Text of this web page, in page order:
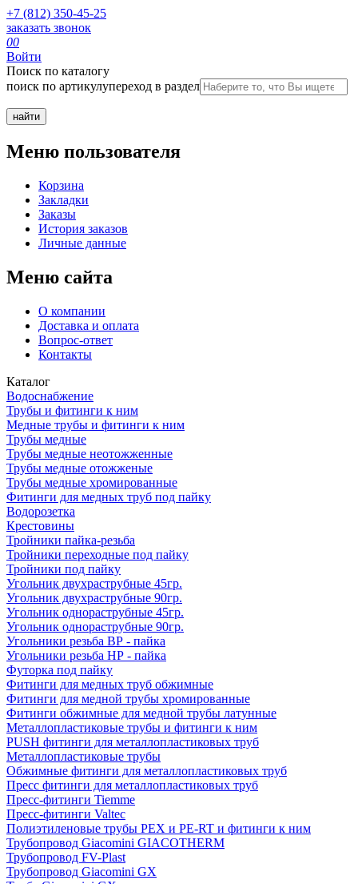
+7 (812) 350-45-25
заказать звонок
00
Войти
Поиск по каталогу
поиск по артикулупереход в раздел
Меню пользователя
Корзина
Закладки
Заказы
История заказов
Личные данные
Меню сайта
О компании
Доставка и оплата
Вопрос-ответ
Контакты
Каталог
Водоснабжение
Трубы и фитинги к ним
Медные трубы и фитинги к ним
Трубы медные
Трубы медные неотожженные
Трубы медные отожженые
Трубы медные хромированные
Фитинги для медных труб под пайку
Водорозетка
Крестовины
Тройники пайка-резьба
Тройники переходные под пайку
Тройники под пайку
Угольник двухраструбные 45гр.
Угольник двухраструбные 90гр.
Угольник однораструбные 45гр.
Угольник однораструбные 90гр.
Угольники резьба ВР - пайка
Угольники резьба НР - пайка
Футорка под пайку
Фитинги для медных труб обжимные
Фитинги для медной трубы хромированные
Фитинги обжимные для медной трубы латунные
Металлопластиковые трубы и фитинги к ним
PUSH фитинги для металлопластиковых труб
Металлопластиковые трубы
Обжимные фитинги для металлопластиковых труб
Пресс фитинги для металлопластиковых труб
Пресс-фитинги Tiemme
Пресс-фитинги Valtec
Полиэтиленовые трубы PEX и PE-RT и фитинги к ним
Трубопровод Giacomini GIACOTHERM
Трубопровод FV-Plast
Трубопровод Giacomini GX